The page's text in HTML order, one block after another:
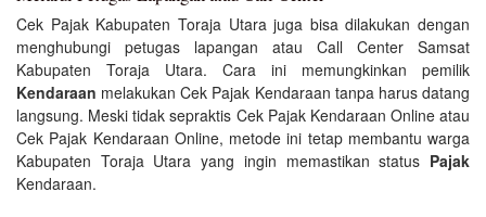
Cek Pajak Kabupaten Toraja Utara juga bisa dilakukan dengan
menghubungi petugas lapangan atau Call Center Samsat
Kabupaten Toraja Utara. Cara ini memungkinkan pemilik
Kendaraan melakukan Cek Pajak Kendaraan tanpa harus datang
langsung. Meski tidak sepraktis Cek Pajak Kendaraan Online atau
Cek Pajak Kendaraan Online, metode ini tetap membantu warga
Kabupaten Toraja Utara yang ingin memastikan status Pajak
Kendaraan.